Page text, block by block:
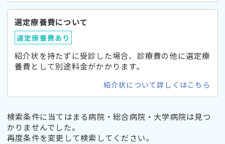
選定療養費について
選定療養費あり
紹介状を持たずに受診した場合、診療費の他に選定療
養費として別途料金がかかります。
紹介状について詳しくはこちら
検索条件に当てはまる病院・総合病院・大学病院は見つ
かりませんでした。
再度条件を変更して検索してください。